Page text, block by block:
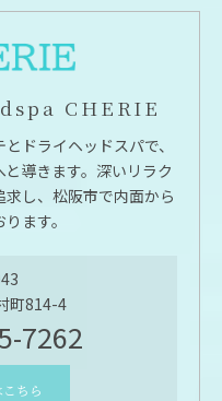
CHERIE
ドライヘッドスパで、
導きます。深いリラク
し、松阪市で内面から
ます。
町814-4
7262
ちら